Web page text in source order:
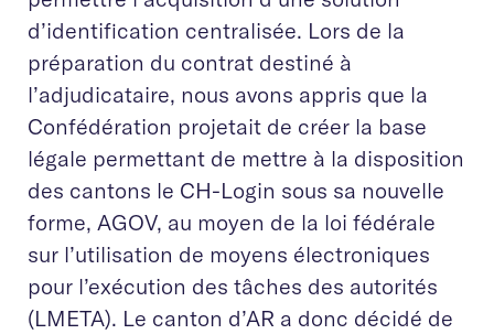
d’identification centralisée. Lors de la
préparation du contrat destiné à
l’adjudicataire, nous avons appris que la
Confédération projetait de créer la base
légale permettant de mettre à la disposition
des cantons le CH-Login sous sa nouvelle
forme, AGOV, au moyen de la loi fédérale
sur l’utilisation de moyens électroniques
pour l’exécution des tâches des autorités
(LMETA). Le canton d’AR a donc décidé de